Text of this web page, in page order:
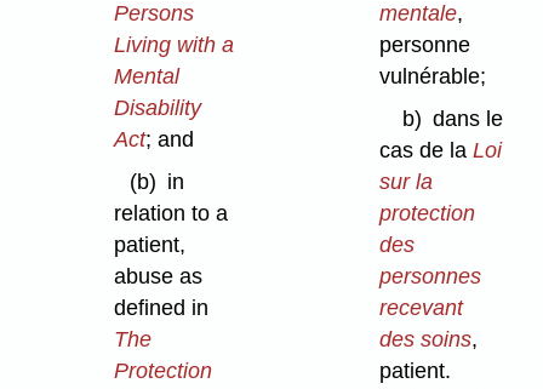
Persons
Living with a
Mental
Disability
Act; and
(b) in
relation to a
patient,
abuse as
defined in
The
Protection
mentale,
personne
vulnérable;
b) dans le
cas de la Loi
sur la
protection
des
personnes
recevant
des soins,
patient.